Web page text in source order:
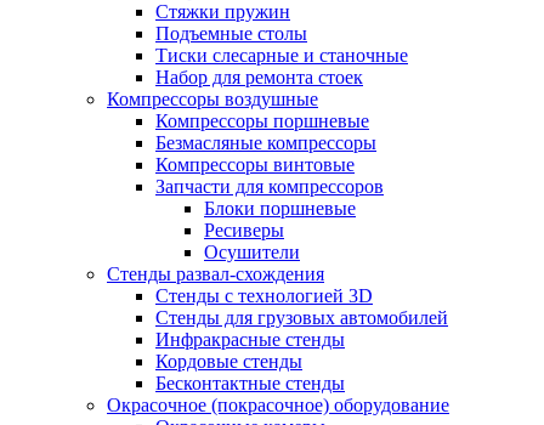
Стяжки пружин
Подъемные столы
Тиски слесарные и станочные
Набор для ремонта стоек
Компрессоры воздушные
Компрессоры поршневые
Безмасляные компрессоры
Компрессоры винтовые
Запчасти для компрессоров
Блоки поршневые
Ресиверы
Осушители
Стенды развал-схождения
Стенды с технологией 3D
Стенды для грузовых автомобилей
Инфракрасные стенды
Кордовые стенды
Бесконтактные стенды
Окрасочное (покрасочное) оборудование